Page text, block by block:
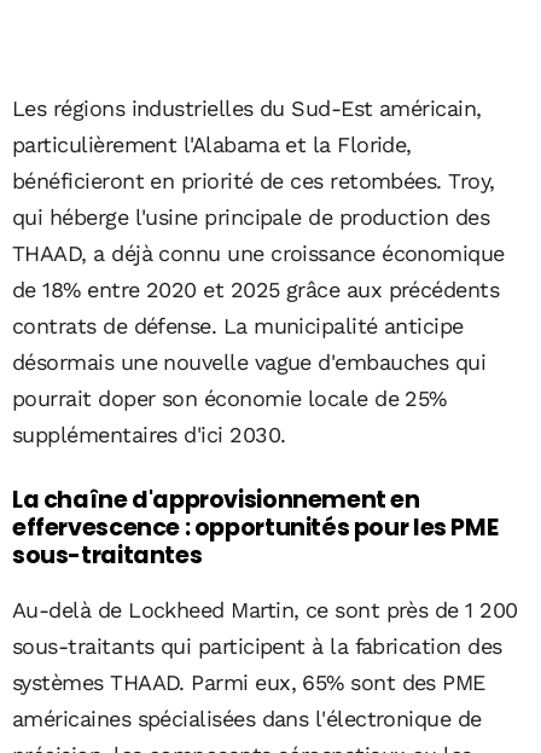
Les régions industrielles du Sud-Est américain,
particulièrement l'Alabama et la Floride,
bénéficieront en priorité de ces retombées. Troy,
qui héberge l'usine principale de production des
THAAD, a déjà connu une croissance économique
de 18% entre 2020 et 2025 grâce aux précédents
contrats de défense. La municipalité anticipe
désormais une nouvelle vague d'embauches qui
pourrait doper son économie locale de 25%
supplémentaires d'ici 2030.
La chaîne d'approvisionnement en
effervescence : opportunités pour les PME
sous-traitantes
Au-delà de Lockheed Martin, ce sont près de 1 200
sous-traitants qui participent à la fabrication des
systèmes THAAD. Parmi eux, 65% sont des PME
américaines spécialisées dans l'électronique de